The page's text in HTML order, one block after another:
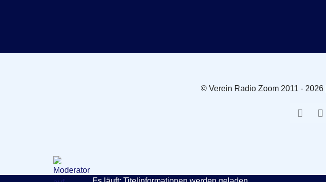
© Verein Radio Zoom 2011 - 2026 |